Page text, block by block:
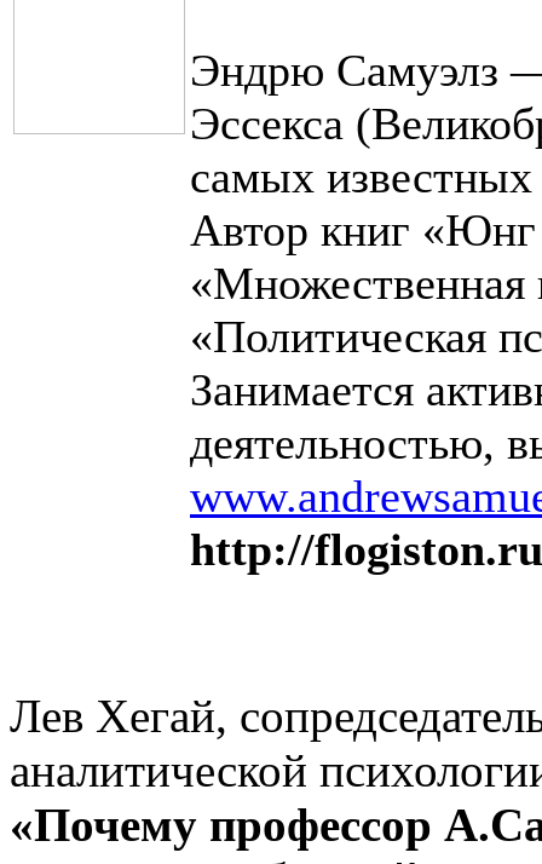
Эндрю Самуэлз
Эссекса
самых
Автор книг
«Множественная
«Политическая
Занимается
деятельностью,
http://
Лев Хегай,
аналитической
«Почему профессор